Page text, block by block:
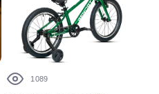
1089